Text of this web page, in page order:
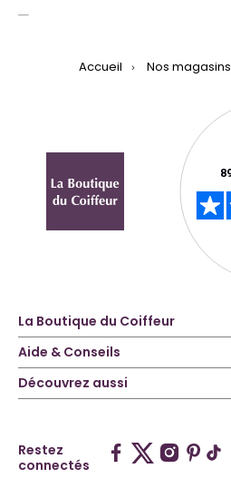
Accueil Nos magasins
La Boutique du Coiffeur
Aide & Conseils
Découvrez aussi
Restez
connectés